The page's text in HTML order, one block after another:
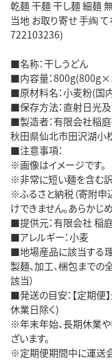
乾麺 干麺 干し麺 細麺
当地 お取り寄せ 手綯
722103236)
■名称：干しうどん
■内容量：
■原材料名：小麦粉(国
■保存方法：直射日光及
■製造者：有限会社稲
秋田県仙北市田沢湖小
■注意事項：
※画像はイメージです。
※非常に短い麺を含む訳
※ふるさと納税（寄附申
けできません。あらかじ
■提供元：有限会社 稲
■アレルギー：小麦
■地場産品に該当する
製麺、加工、梱包まで
該当）
■発送の目安：【定期便
休業日除く)
※年末年始、長期休業
ざいます。
※定期便期間中に運送